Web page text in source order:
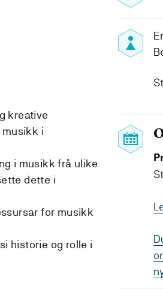
kreative
i
i musikk frå ulike
dette i
for musikk
historie og rolle i